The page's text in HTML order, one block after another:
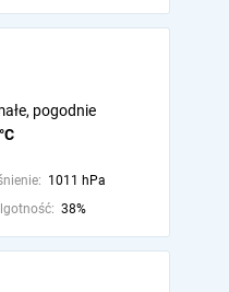
pogodnie
1011 hPa
38%